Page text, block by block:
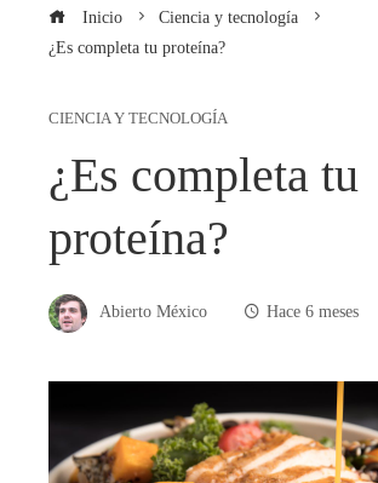
Inicio
Ciencia y tecnología
¿Es completa tu proteína?
CIENCIA Y TECNOLOGÍA
¿Es completa tu
proteína?
Abierto México Hace 6 meses